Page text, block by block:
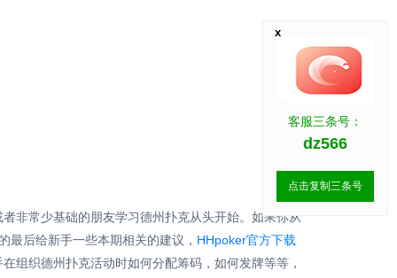
非常少基础的朋友学习德州扑克从头开始。如果你从
后给新手一些本期相关的建议， HHpoker官方下载
组织德州扑克活动时如何分配筹码，如何发牌等等，
x
客服三条号：
dz566
点击复制三条号